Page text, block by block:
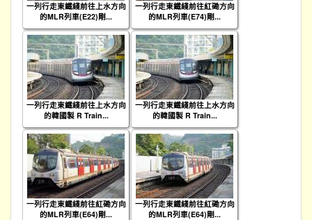
一列行走東鐵綫前往上水方向
的MLR列車(E22)剛...
一列行走東鐵綫前往紅磡方向
的MLR列車(E74)剛...
一列行走東鐵綫前往上水方向
的韓國製 R Train...
一列行走東鐵綫前往上水方向
的韓國製 R Train...
一列行走東鐵綫前往紅磡方向
的MLR列車(E64)剛...
一列行走東鐵綫前往紅磡方向
的MLR列車(E64)剛...